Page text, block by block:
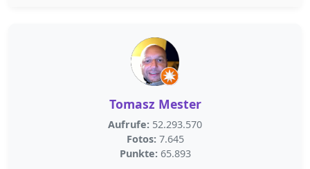
Tomasz Mester
Aufrufe: 52.293.570
Fotos: 7.645
Punkte: 65.893